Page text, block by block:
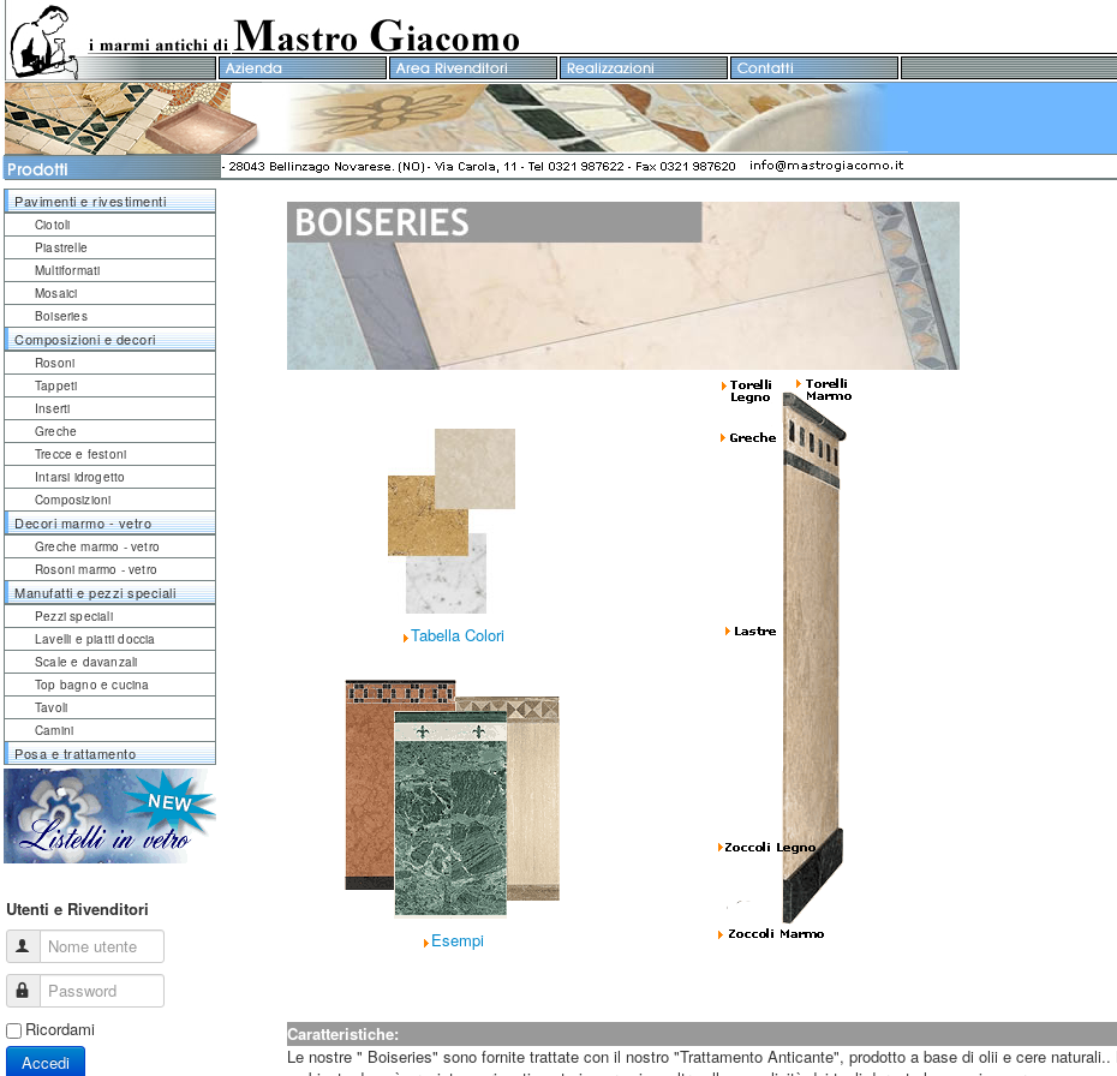
Pavimenti e rivestimenti
Ciotoli
Piastrelle
Multiformati
Mosaici
Boiseries
Composizioni e decori
Rosoni
Tappeti
Inserti
Greche
Trecce e festoni
Intarsi idrogetto
Composizioni
Decori marmo - vetro
Greche marmo - vetro
Rosoni marmo - vetro
Manufatti e pezzi speciali
Pezzi speciali
Lavelli e piatti doccia
Scale e davanzali
Top bagno e cucina
Tavoli
Camini
Posa e trattamento
Utenti e Rivenditori
Nome utente
Password
Ricordami
Accedi
Tabella Colori
Esempi
Caratteristiche:
Le nostre " Boiseries" sono fornite trattate con il nostro "Trattamento Anticante", prodotto a base di olii e cere